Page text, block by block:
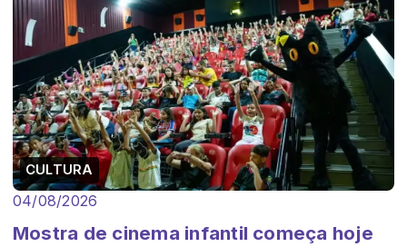
CULTURA
04/08/2026
Mostra de cinema infantil começa hoje